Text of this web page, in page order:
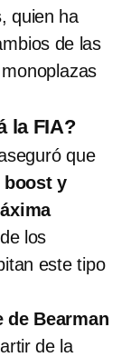
, quien ha
de las
la FIA?
que
y
los
este tipo
de Bearman
de la